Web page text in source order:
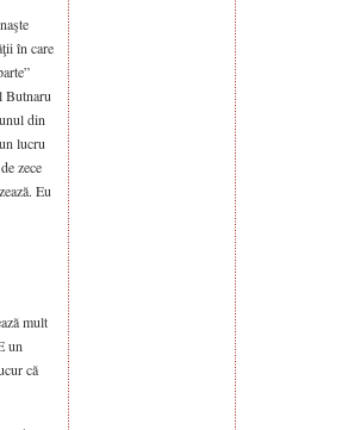
în care
Butnaru
din
lucru
zece
Eu
mult
un
că